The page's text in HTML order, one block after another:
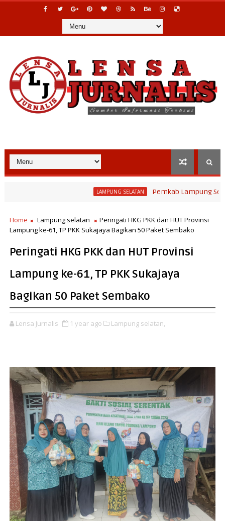
LAMPUNG SELATAN Pemkab Lampung Selatan
Home Lampung selatan
Peringati HKG PKK dan HUT Provinsi
Lampung ke-61, TP PKK Sukajaya Bagikan 50 Paket Sembako
Peringati HKG PKK dan HUT Provinsi
Lampung ke-61, TP PKK Sukajaya
Bagikan 50 Paket Sembako
Lensa Jurnalis 1 year ago Lampung selatan,